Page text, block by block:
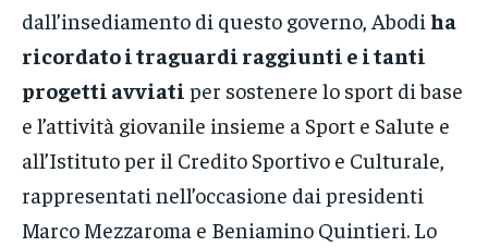
dall’insediamento di questo governo, Abodi ha
ricordato i traguardi raggiunti e i tanti
progetti avviati per sostenere lo sport di base
e l’attività giovanile insieme a Sport e Salute e
all’Istituto per il Credito Sportivo e Culturale,
rappresentati nell’occasione dai presidenti
Marco Mezzaroma e Beniamino Quintieri. Lo